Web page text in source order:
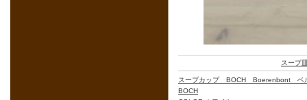
スープ
スープカップ BOCH Boerenbont ベ
BOCH